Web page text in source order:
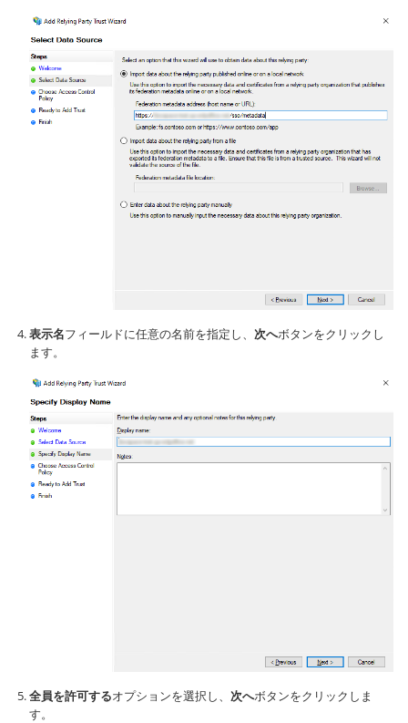
表示名フィールドに任意の名前を指定し、 次へボタンをクリックし
ます。
全員を許可するオプションを選択し、 次へボタンをクリックしま
す。